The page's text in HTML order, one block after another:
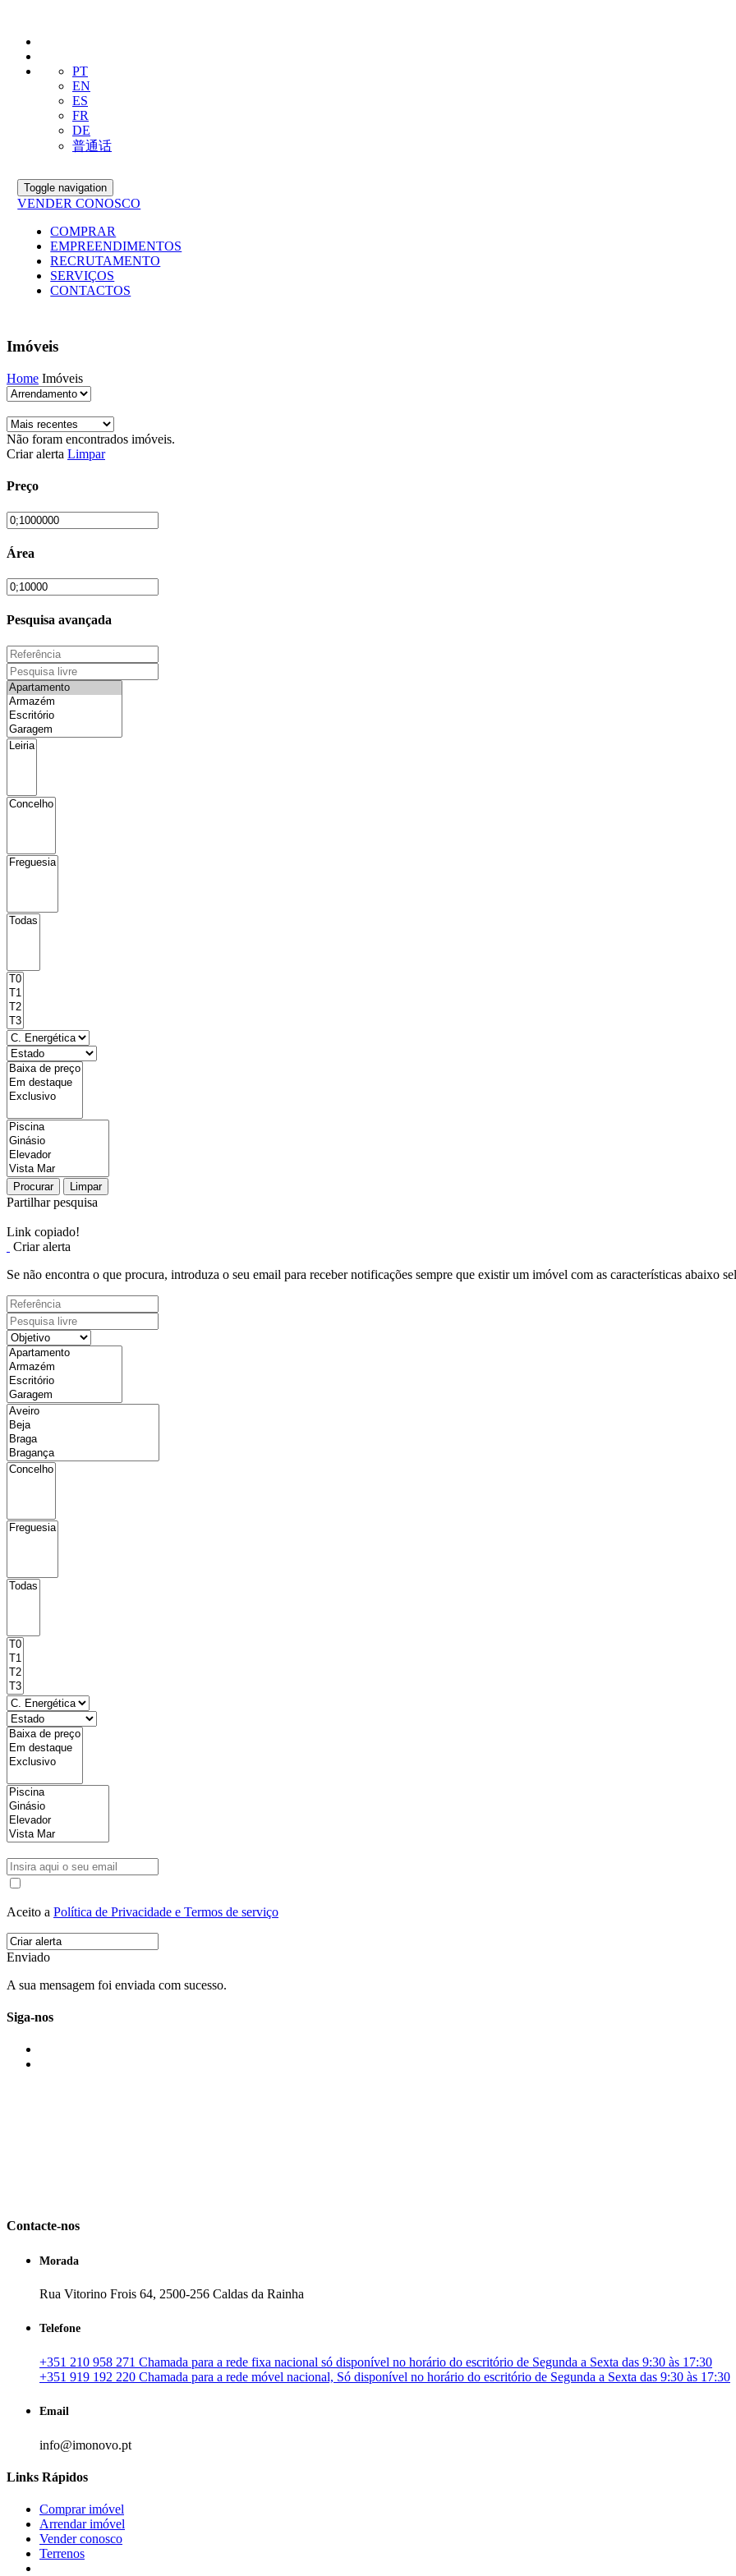
PT
EN
ES
FR
DE
普通话
Toggle navigation
VENDER CONOSCO
COMPRAR
EMPREENDIMENTOS
RECRUTAMENTO
SERVIÇOS
CONTACTOS
Imóveis
Home Imóveis
Não foram encontrados imóveis.
Criar alerta Limpar
Preço
Área
Pesquisa avançada
Procurar Limpar
Partilhar pesquisa
Link copiado!
Criar alerta
Se não encontra o que procura, introduza o seu email para receber notificações sempre que existir um imóvel com as características abaixo
Aceito a Política de Privacidade e Termos de serviço
Enviado
A sua mensagem foi enviada com sucesso.
Siga-nos
Contacte-nos
Morada
Rua Vitorino Frois 64, 2500-256 Caldas da Rainha
Telefone
+351 210 958 271 Chamada para a rede fixa nacional só disponível no horário do escritório de Segunda a Sexta das 9:30 às 17:30
+351 919 192 220 Chamada para a rede móvel nacional, Só disponível no horário do escritório de Segunda a Sexta das 9:30 às 17:30
Email
info@imonovo.pt
Links Rápidos
Comprar imóvel
Arrendar imóvel
Vender conosco
Terrenos